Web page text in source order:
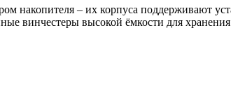
накопителя – их корпуса поддерживают
винчестеры высокой ёмкости для